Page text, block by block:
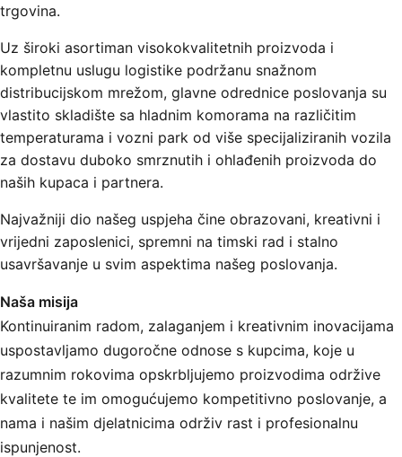
trgovina.
Uz široki asortiman visokokvalitetnih proizvoda i
kompletnu uslugu logistike podržanu snažnom
distribucijskom mrežom, glavne odrednice poslovanja su
vlastito skladište sa hladnim komorama na različitim
temperaturama i vozni park od više specijaliziranih vozila
za dostavu duboko smrznutih i ohlađenih proizvoda do
naših kupaca i partnera.
Najvažniji dio našeg uspjeha čine obrazovani, kreativni i
vrijedni zaposlenici, spremni na timski rad i stalno
usavršavanje u svim aspektima našeg poslovanja.
Naša misija
Kontinuiranim radom, zalaganjem i kreativnim inovacijama
uspostavljamo dugoročne odnose s kupcima, koje u
razumnim rokovima opskrbljujemo proizvodima održive
kvalitete te im omogućujemo kompetitivno poslovanje, a
nama i našim djelatnicima održiv rast i profesionalnu
ispunjenost.